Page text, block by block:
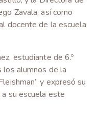
Zavala; así como
docente de la escuela
estudiante de 6.º
alumnos de la
y expresó su
su escuela este